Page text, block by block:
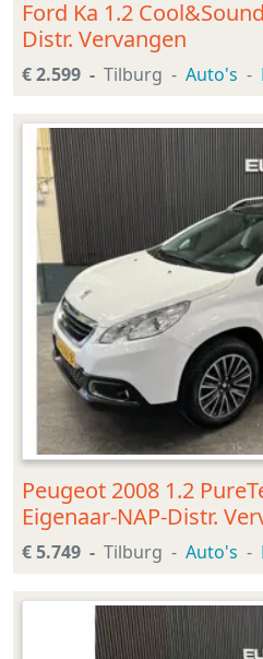
Ford Ka 1.2
Distr. Vervangen
€ 2.599 Tilburg Auto's
Peugeot 2008 1.2
Eigenaar-NAP-Distr.
€ 5.749 Tilburg Auto's